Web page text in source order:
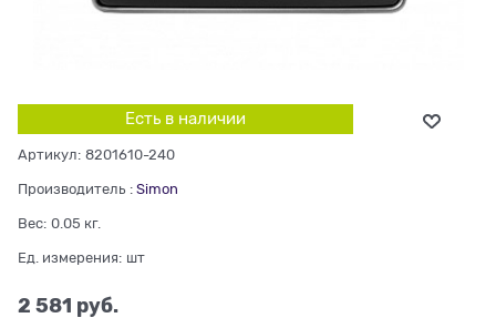
Есть в наличии
Артикул: 8201610-240
Производитель : Simon
Вес: 0.05 кг.
Ед. измерения: шт
2 581 руб.